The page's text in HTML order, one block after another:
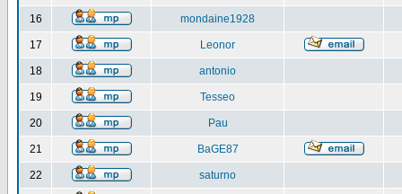
16 mondaine1928
17 Leonor
18 antonio
19 Tesseo
20 Pau
21 BaGE87
22 saturno